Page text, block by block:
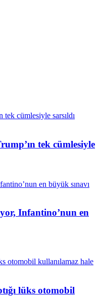
tek cümlesiyle
Infantino’nun en
lüks otomobil